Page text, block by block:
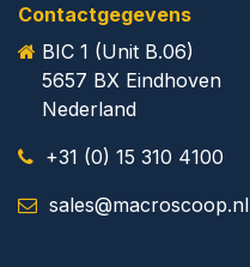
Contactgegevens
​BIC 1 (Unit B.06)
5657 BX Eindhoven
​Nederland
+31 (0) 15 310 4100
sales@macroscoop.nl